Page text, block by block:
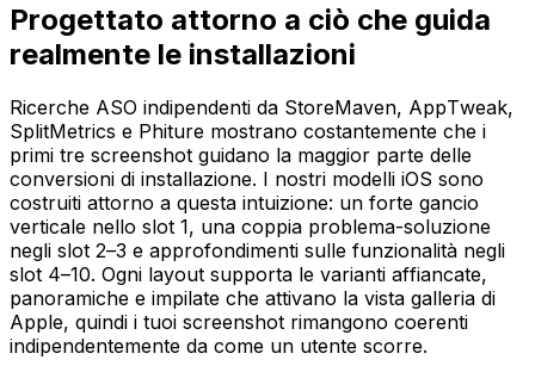
Progettato attorno a ciò che guida
realmente le installazioni
Ricerche ASO indipendenti da StoreMaven, AppTweak,
SplitMetrics e Phiture mostrano costantemente che i
primi tre screenshot guidano la maggior parte delle
conversioni di installazione. I nostri modelli iOS sono
costruiti attorno a questa intuizione: un forte gancio
verticale nello slot 1, una coppia problema-soluzione
negli slot 2–3 e approfondimenti sulle funzionalità negli
slot 4–10. Ogni layout supporta le varianti affiancate,
panoramiche e impilate che attivano la vista galleria di
Apple, quindi i tuoi screenshot rimangono coerenti
indipendentemente da come un utente scorre.